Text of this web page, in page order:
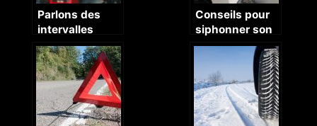
Parlons des
intervalles
d’entretien de
votre voiture.
Conseils pour
siphonner son
réservoir